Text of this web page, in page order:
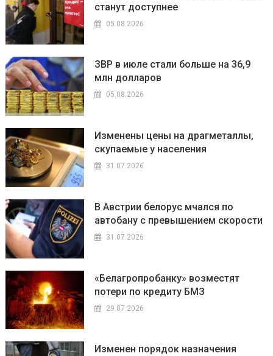
станут доступнее
05.08.2026
ЗВР в июле стали больше на 36,9
млн долларов
05.08.2026
Изменены цены на драгметаллы,
скупаемые у населения
31.07.2026
В Австрии белорус мчался по
автобану с превышением скорости
31.07.2026
«Белагропробанку» возместят
потери по кредиту БМЗ
29.07.2026
Изменен порядок назначения